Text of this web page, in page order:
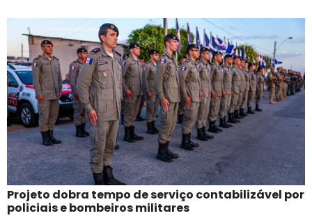
Projeto dobra tempo de serviço contabilizável por
policiais e bombeiros militares